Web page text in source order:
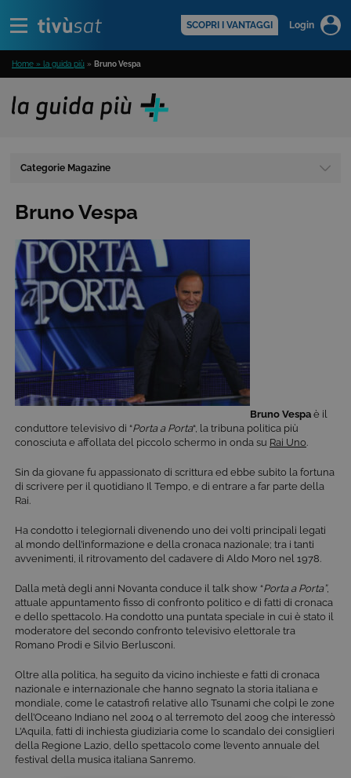
SCOPRI I VANTAGGI Login
Home » la guida più » Bruno Vespa
Categorie Magazine
Bruno Vespa
Bruno Vespa è il
conduttore televisivo di “Porta a Porta“, la tribuna politica più
conosciuta e affollata del piccolo schermo in onda su Rai Uno
Sin da giovane fu appassionato di scrittura ed ebbe subito la fortuna
di scrivere per il quotidiano Il Tempo, e di entrare a far parte della
Rai.
Ha condotto i telegiornali divenendo uno dei volti principali legati
al mondo dell’informazione e della cronaca nazionale; tra i tanti
avvenimenti, il ritrovamento del cadavere di Aldo Moro nel 1978.
Dalla metà degli anni Novanta conduce il talk show “Porta a Porta”,
attuale appuntamento fisso di confronto politico e di fatti di cronaca
e dello spettacolo. Ha condotto una puntata speciale in cui è stato il
moderatore del secondo confronto televisivo elettorale tra
Romano Prodi e Silvio Berlusconi.
Oltre alla politica, ha seguito da vicino inchieste e fatti di cronaca
nazionale e internazionale che hanno segnato la storia italiana e
mondiale, come le catastrofi relative allo Tsunami che colpì le zone
dell’Oceano Indiano nel 2004 o al terremoto del 2009 che interessò
L’Aquila, fatti di inchiesta giudiziaria come lo scandalo dei consiglieri
della Regione Lazio, dello spettacolo come l’evento annuale del
festival della musica italiana Sanremo.